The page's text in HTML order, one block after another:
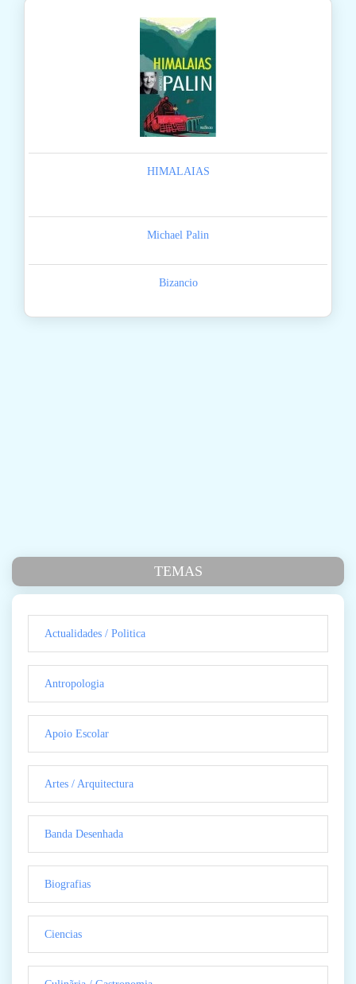
HIMALAIAS
Michael Palin
Bizancio
TEMAS
Actualidades / Politica
Antropologia
Apoio Escolar
Artes / Arquitectura
Banda Desenhada
Biografias
Ciencias